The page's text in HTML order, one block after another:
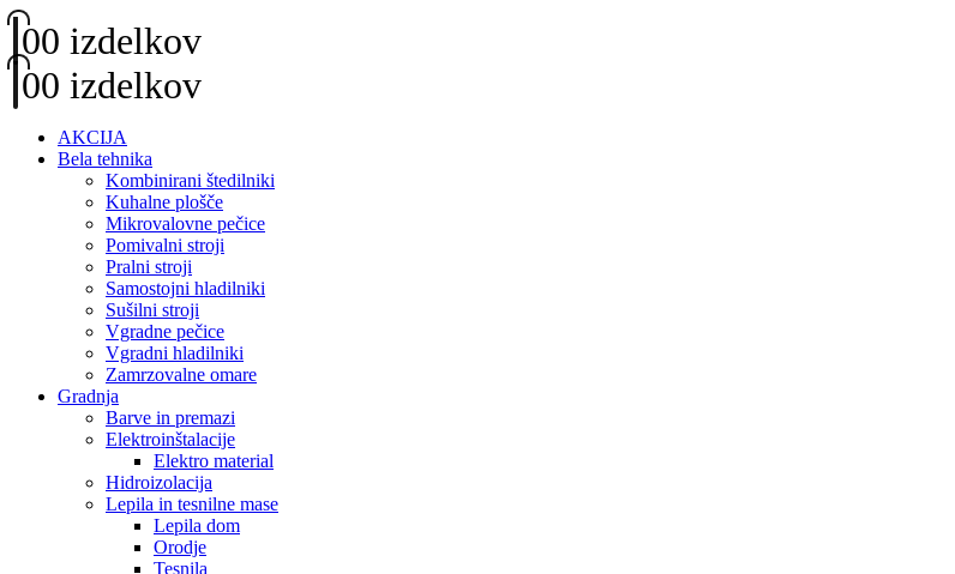
00 izdelkov
00 izdelkov
AKCIJA
Bela tehnika
Kombinirani štedilniki
Kuhalne plošče
Mikrovalovne pečice
Pomivalni stroji
Pralni stroji
Samostojni hladilniki
Sušilni stroji
Vgradne pečice
Vgradni hladilniki
Zamrzovalne omare
Gradnja
Barve in premazi
Elektroinštalacije
Elektro material
Hidroizolacija
Lepila in tesnilne mase
Lepila dom
Orodje
Tesnila